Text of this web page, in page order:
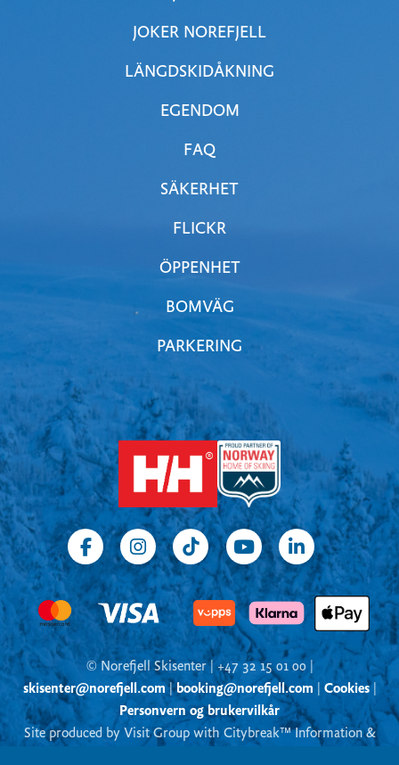
JOKER NOREFJELL
LÄNGDSKIDÅKNING
EGENDOM
FAQ
SÄKERHET
FLICKR
ÖPPENHET
BOMVÄG
PARKERING
© Norefjell Skisenter | +47 32 15 01 00 |
skisenter@norefjell.com|booking@norefjell.com Cookies|
Personvern og brukervilkår
Site produced by Visit Group with Citybreak™ Information &